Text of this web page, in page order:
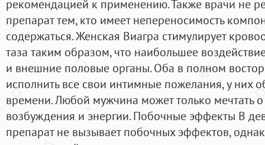
рекомендацией к применению. Также врачи не
препарат тем, кто имеет непереносимость
содержаться. Женская Виагра стимулирует
таза таким образом, что наибольшее
и внешние половые органы. Оба в полном
исполнить все свои интимные пожелания, у них
времени. Любой мужчина может только мечтать
возбуждения и энергии. Побочные эффекты В
препарат не вызывает побочных эффектов,